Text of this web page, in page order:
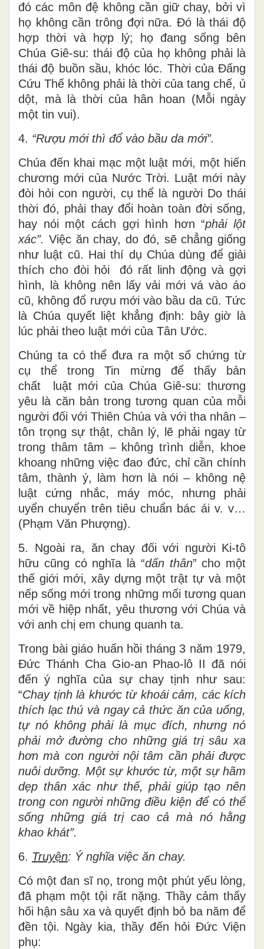
đó các môn đệ không cần giữ chay, bởi vì
họ không cần trông đợi nữa. Đó là thái độ
hợp thời và hợp lý; họ đang sống bên
Chúa Giê-su: thái độ của họ không phải là
thái độ buồn sầu, khóc lóc. Thời của Đấng
Cứu Thế không phải là thời của tang chế, ủ
dột, mà là thời của hân hoan (Mỗi ngày
một tin vui).
4. “Rượu mới thì đổ vào bầu da mới”.
Chúa đến khai mạc một luật mới, một hiến
chương mới của Nước Trời. Luật mới này
đòi hỏi con người, cụ thể là người Do thái
thời đó, phải thay đổi hoàn toàn đời sống,
hay nói một cách gợi hình hơn “phải lột
xác”. Việc ăn chay, do đó, sẽ chẳng giống
như luật cũ. Hai thí dụ Chúa dùng để giải
thích cho đòi hỏi đó rất linh động và gợi
hình, là không nên lấy vải mới vá vào áo
cũ, không đổ rượu mới vào bầu da cũ. Tức
là Chúa quyết liệt khẳng định: bây giờ là
lúc phải theo luật mới của Tân Ước.
Chúng ta có thể đưa ra một số chứng từ
cụ thể trong Tin mừng để thấy bản
chất luật mới của Chúa Giê-su: thương
yêu là căn bản trong tương quan của mỗi
người đối với Thiên Chúa và với tha nhân –
tôn trọng sự thật, chân lý, lẽ phải ngay từ
trong thâm tâm – không trình diễn, khoe
khoang những việc đao đức, chỉ cần chính
tâm, thành ý, làm hơn là nói – không nệ
luật cứng nhắc, máy móc, nhưng phải
uyển chuyển trên tiêu chuẩn bác ái v. v…
(Phạm Văn Phượng).
5. Ngoài ra, ăn chay đối với người Ki-tô
hữu cũng có nghĩa là “dấn thân” cho một
thế giới mới, xây dựng một trật tự và một
nếp sống mới trong những mối tương quan
mới về hiệp nhất, yêu thương với Chúa và
với anh chị em chung quanh ta.
Trong bài giáo huấn hồi tháng 3 năm 1979,
Đức Thánh Cha Gio-an Phao-lô II đã nói
đến ý nghĩa của sự chay tịnh như sau:
“Chay tịnh là khước từ khoái cảm, các kích
thích lạc thú và ngay cả thức ăn của uống,
tự nó không phải là mục đích, nhưng nó
phải mở đường cho những giá trị sâu xa
hơn mà con người nội tâm cần phải được
nuôi dưỡng. Một sự khước từ, một sự hãm
dẹp thân xác như thế, phải giúp tạo nên
trong con người những điều kiện để có thể
sống những giá trị cao cả mà nó hằng
khao khát”.
6. Truyện: Ý nghĩa việc ăn chay.
Có một đan sĩ nọ, trong một phút yếu lòng,
đã phạm một tội rất nặng. Thầy cảm thấy
hối hận sâu xa và quyết định bỏ ba năm để
đền tội. Ngày kia, thầy đến hỏi Đức Viện
phụ: